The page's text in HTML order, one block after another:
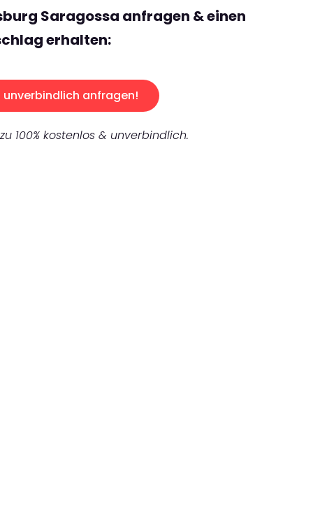
Saragossa anfragen & einen
erhalten:
unverbindlich anfragen!
100% kostenlos & unverbindlich.